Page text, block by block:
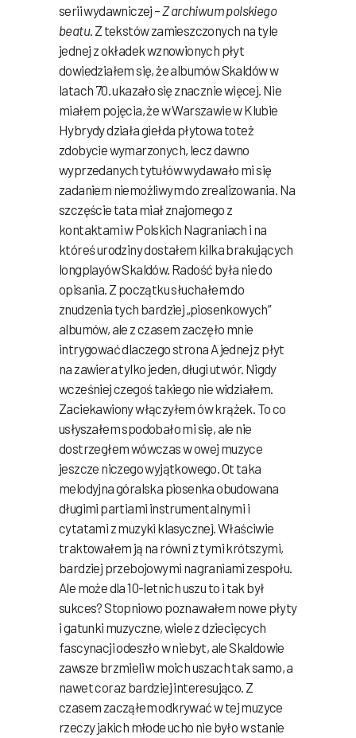
serii wydawniczej –Z archiwum polskiego
beatu. Z tekstów zamieszczonych na tyle
jednej z okładek wznowionych płyt
dowiedziałem się, że albumów Skaldów w
latach 70. ukazało się znacznie więcej. Nie
miałem pojęcia, że w Warszawie w Klubie
Hybrydy działa giełda płytowa toteż
zdobycie wymarzonych, lecz dawno
wyprzedanych tytułów wydawało mi się
zadaniem niemożliwym do zrealizowania. Na
szczęście tata miał znajomego z
kontaktami w Polskich Nagraniach i na
któreś urodziny dostałem kilka brakujących
longplayów Skaldów. Radość była nie do
opisania. Z początku słuchałem do
znudzenia tych bardziej „piosenkowych”
albumów, ale z czasem zaczęło mnie
intrygować dlaczego strona A jednej z płyt
na zawiera tylko jeden, długi utwór. Nigdy
wcześniej czegoś takiego nie widziałem.
Zaciekawiony włączyłem ów krążek. To co
usłyszałem spodobało mi się, ale nie
dostrzegłem wówczas w owej muzyce
jeszcze niczego wyjątkowego. Ot taka
melodyjna góralska piosenka obudowana
długimi partiami instrumentalnymi i
cytatami z muzyki klasycznej. Właściwie
traktowałem ją na równi z tymi krótszymi,
bardziej przebojowymi nagraniami zespołu.
Ale może dla 10-letnich uszu to i tak był
sukces? Stopniowo poznawałem nowe płyty
i gatunki muzyczne, wiele z dziecięcych
fascynacji odeszło w niebyt, ale Skaldowie
zawsze brzmieli w moich uszach tak samo, a
nawet coraz bardziej interesująco. Z
czasem zacząłem odkrywać w tej muzyce
rzeczy jakich młode ucho nie było w stanie